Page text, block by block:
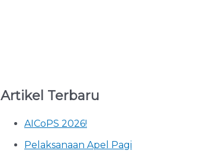
Artikel Terbaru
AICoPS 2026!
Pelaksanaan Apel Pagi